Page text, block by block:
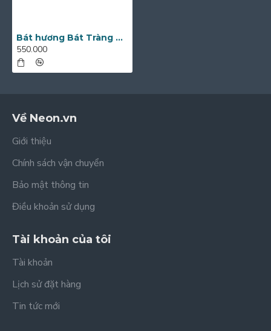
Bát hương Bát Tràng men vàng đắp nổi rồng BH04V
550.000
Về Neon.vn
Giới thiệu
Chính sách vận chuyển
Bảo mật thông tin
Điều khoản sử dụng
Tài khoản của tôi
Tài khoản
Lịch sử đặt hàng
Tin tức mới